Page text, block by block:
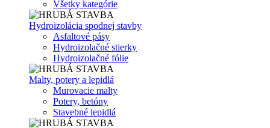
Všetky kategórie
Hydroizolácia spodnej stavby
Asfaltové pásy
Hydroizolačné stierky
Hydroizolačné fólie
Malty, potery a lepidlá
Murovacie malty
Potery, betóny
Stavebné lepidlá